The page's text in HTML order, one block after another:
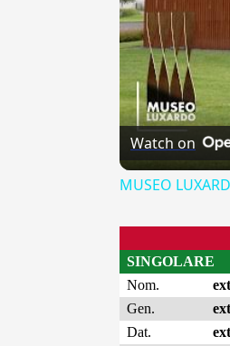
Watch on
MUSEO
SINGOLARE
Nom.
Gen.
Dat.